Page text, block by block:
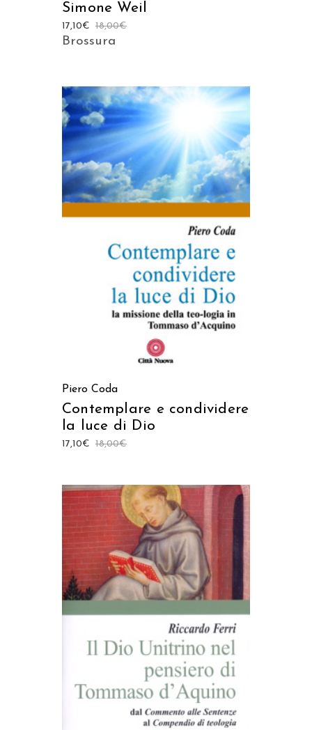
Simone Weil
18,00€
17,10€
Brossura
AGGIUNGI AL CARRELLO
Piero Coda
Contemplare e condividere
la luce di Dio
18,00€
17,10€
AGGIUNGI AL CARRELLO